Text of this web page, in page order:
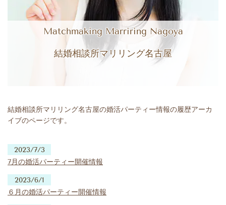
Matchmaking Marriring Nagoya
結婚相談所マリリング名古屋
結婚相談所マリリング名古屋の婚活パーティー情報の履歴アーカ
イブのページです。
2023/7/3
7月の婚活パーティー開催情報
2023/6/1
６月の婚活パーティー開催情報